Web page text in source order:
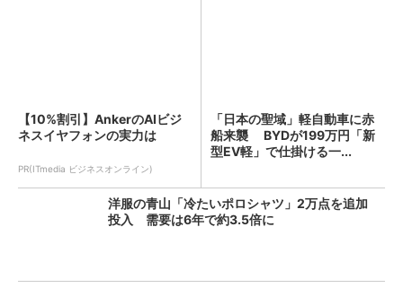
【10%割引】AnkerのAIビジ
ネスイヤフォンの実力は
PR(ITmedia ビジネスオンライン)
「日本の聖域」軽自動車に赤
船来襲 BYDが199万円「新
型EV軽」で仕掛ける一...
洋服の青山「冷たいポロシャツ」2万点を追加
投入 需要は6年で約3.5倍に